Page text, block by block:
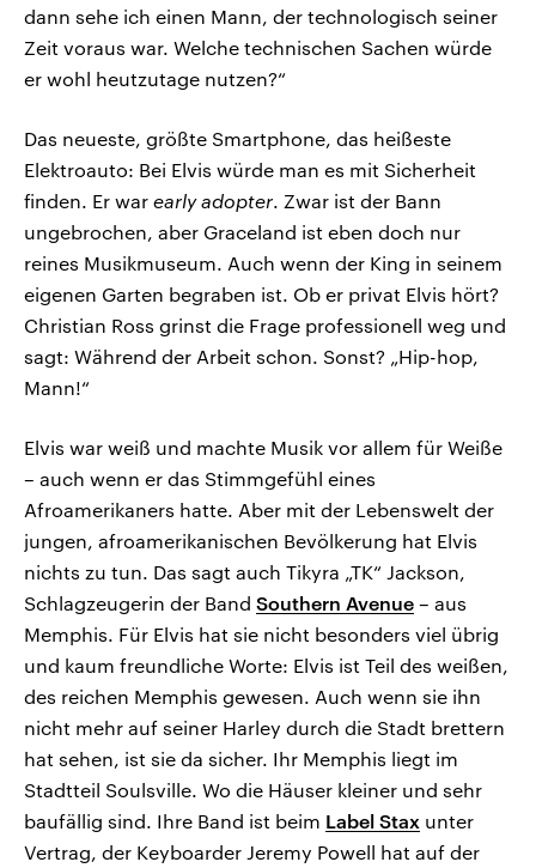
dann sehe ich einen Mann, der technologisch seiner
Zeit voraus war. Welche technischen Sachen würde
er wohl heutzutage nutzen?“
Das neueste, größte Smartphone, das heißeste
Elektroauto: Bei Elvis würde man es mit Sicherheit
finden. Er war early adopter. Zwar ist der Bann
ungebrochen, aber Graceland ist eben doch nur
reines Musikmuseum. Auch wenn der King in seinem
eigenen Garten begraben ist. Ob er privat Elvis hört?
Christian Ross grinst die Frage professionell weg und
sagt: Während der Arbeit schon. Sonst? „Hip-hop,
Mann!“
Elvis war weiß und machte Musik vor allem für Weiße
– auch wenn er das Stimmgefühl eines
Afroamerikaners hatte. Aber mit der Lebenswelt der
jungen, afroamerikanischen Bevölkerung hat Elvis
nichts zu tun. Das sagt auch Tikyra „TK“ Jackson,
Schlagzeugerin der Band Southern Avenue – aus
Memphis. Für Elvis hat sie nicht besonders viel übrig
und kaum freundliche Worte: Elvis ist Teil des weißen,
des reichen Memphis gewesen. Auch wenn sie ihn
nicht mehr auf seiner Harley durch die Stadt brettern
hat sehen, ist sie da sicher. Ihr Memphis liegt im
Stadtteil Soulsville. Wo die Häuser kleiner und sehr
baufällig sind. Ihre Band ist beim Label Stax unter
Vertrag, der Keyboarder Jeremy Powell hat auf der